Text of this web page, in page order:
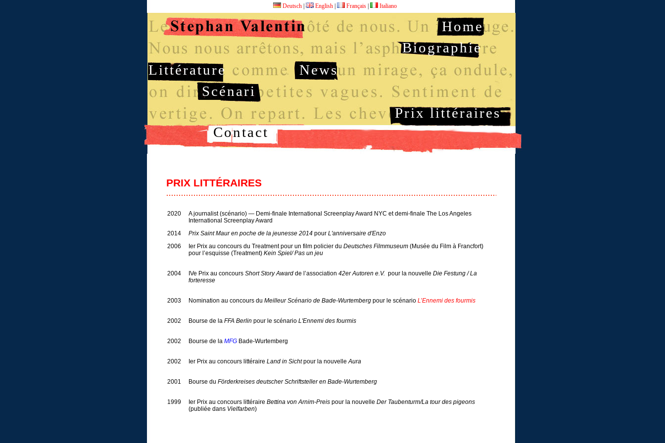
Deutsch English Français Italiano
Home
Biographie
Littérature
News
Scénari
Prix littéraires
Contact
PRIX LITTÉRAIRES
2020
2014
2006
A journalist (scénario) — Demi-finale International Screenplay Award NYC et demi-finale The Los Angeles
International Screenplay Award
Prix Saint Maur en poche de la jeunesse 2014 pour L'anniversaire d'Enzo
Ier Prix au concours du Treatment pour un film policier du Deutsches Filmmuseum (Musée du Film à Francfort)
pour l’esquisse (Treatment) Kein Spiel/ Pas un jeu
2004 IVe Prix au concours Short Story Award de l’association 42er Autoren e.V. pour la nouvelle Die Festung / La
forteresse
2003 Nomination au concours du Meilleur Scénario de Bade-Wurtemberg pour le scénario L’Ennemi des fourmis
2002 Bourse de la FFA Berlin pour le scénario L'Ennemi des fourmis
2002 Bourse de la MFG Bade-Wurtemberg
2002 Ier Prix au concours littéraire Land in Sichtpour la nouvelle Aura
2001 Bourse du Förderkreises deutscher Schriftsteller en Bade-Wurtemberg
1999 Ier Prix au concours littéraire Bettina von Arnim-Preis pour la nouvelle Der Taubenturm/La tour des pigeons
(publiée dans Vielfarben)